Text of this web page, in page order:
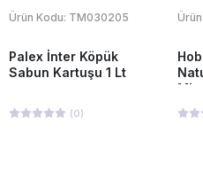
Ürün Kodu: TM030205
Palex İnter Köpük
Sabun Kartuşu 1 Lt
(0)
Ml